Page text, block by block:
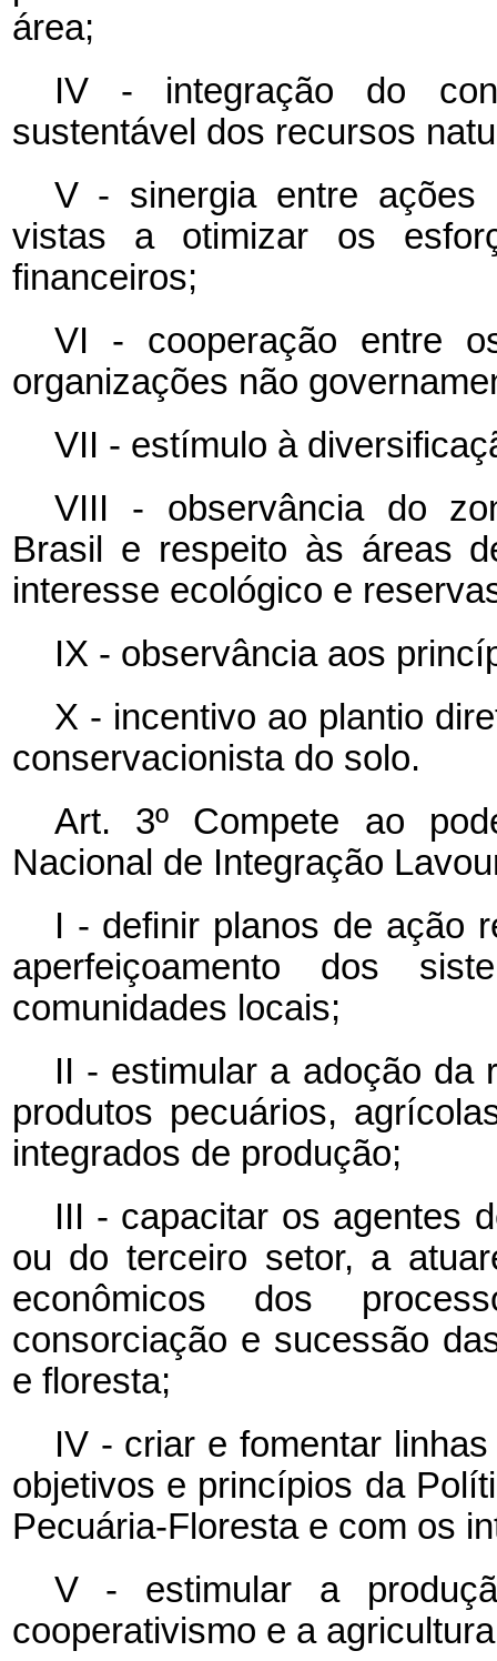
área;
IV - integração do
sustentável dos recursos
V - sinergia entre ações
vistas a otimizar os
financeiros;
VI - cooperação entre
organizações não
VII - estímulo à
VIII - observância do
Brasil e respeito às áreas
interesse ecológico e
IX - observância aos
X - incentivo ao plantio
conservacionista do solo.
Art. 3º Compete ao
Nacional de Integração
I - definir planos de ação
aperfeiçoamento dos
comunidades locais;
II - estimular a adoção da
produtos pecuários,
integrados de produção;
III - capacitar os agentes
ou do terceiro setor, a
econômicos dos
consorciação e sucessão
e floresta;
IV - criar e fomentar
objetivos e princípios da
Pecuária-Floresta e com os
V - estimular a
cooperativismo e a